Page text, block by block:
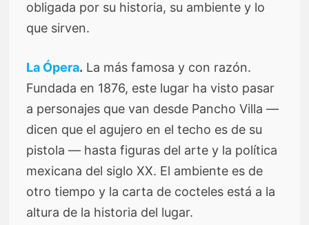
obligada por su historia, su ambiente y lo
que sirven.
La Ópera. La más famosa y con razón.
Fundada en 1876, este lugar ha visto pasar
a personajes que van desde Pancho Villa —
dicen que el agujero en el techo es de su
pistola — hasta figuras del arte y la política
mexicana del siglo XX. El ambiente es de
otro tiempo y la carta de cocteles está a la
altura de la historia del lugar.